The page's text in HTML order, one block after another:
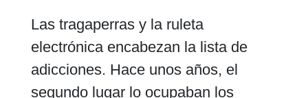
Las tragaperras y la ruleta
electrónica encabezan la lista de
adicciones. Hace unos años, el
segundo lugar lo ocupaban los